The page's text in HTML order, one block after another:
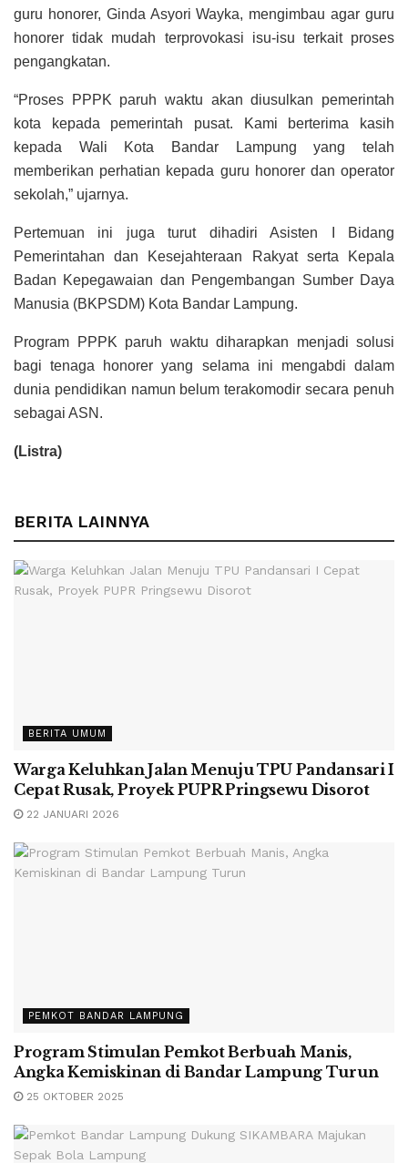
guru honorer, Ginda Asyori Wayka, mengimbau agar guru
honorer tidak mudah terprovokasi isu-isu terkait proses
pengangkatan.
“Proses PPPK paruh waktu akan diusulkan pemerintah
kota kepada pemerintah pusat. Kami berterima kasih
kepada Wali Kota Bandar Lampung yang telah
memberikan perhatian kepada guru honorer dan operator
sekolah,” ujarnya.
Pertemuan ini juga turut dihadiri Asisten I Bidang
Pemerintahan dan Kesejahteraan Rakyat serta Kepala
Badan Kepegawaian dan Pengembangan Sumber Daya
Manusia (BKPSDM) Kota Bandar Lampung.
Program PPPK paruh waktu diharapkan menjadi solusi
bagi tenaga honorer yang selama ini mengabdi dalam
dunia pendidikan namun belum terakomodir secara penuh
sebagai ASN.
(Listra)
BERITA LAINNYA
BERITA UMUM
Warga Keluhkan Jalan Menuju TPU Pandansari I
Cepat Rusak, Proyek PUPR Pringsewu Disorot
22 JANUARI 2026
PEMKOT BANDAR LAMPUNG
Program Stimulan Pemkot Berbuah Manis,
Angka Kemiskinan di Bandar Lampung Turun
25 OKTOBER 2025